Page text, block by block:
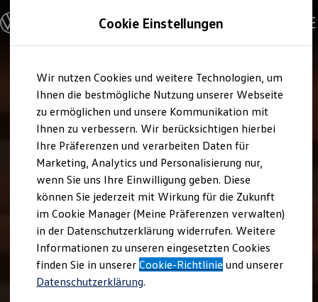
Hauptinhalt
springen
Footer
springen
Modelle und Konfigurator
Konfigurator
Modelle vergleichen
Elektroautos
ENERGY Sondermodelle
Nutzfahrzeuge
SUV und CUV
Familienautos
Kombis
Kompaktwagen
Sportwagen
Schnell verfügbare Fahrzeuge
Angebote und Produkte
Aktuelle Angebote
E-Auto-Förderung
Volkswagen Marktplatz
Die ENERGY Sondermodelle
Junge Gebrauchtwagen und Gebrauchtwagen
Volkswagen Zertifizierte Gebrauchtwagen
Elektromobilität bei Gebrauchtwagen
Cookie Einstellungen
Wir nutzen Cookies und weitere Technologien, um
Ihnen die bestmögliche Nutzung unserer Webseite
zu ermöglichen und unsere Kommunikation mit
Ihnen zu verbessern. Wir berücksichtigen hierbei
Ihre Präferenzen und verarbeiten Daten für
Marketing, Analytics und Personalisierung nur,
wenn Sie uns Ihre Einwilligung geben. Diese
können Sie jederzeit mit Wirkung für die Zukunft
im Cookie Manager (Meine Präferenzen verwalten)
in der Datenschutzerklärung widerrufen. Weitere
Informationen zu unseren eingesetzten Cookies
finden Sie in unsererCookie-Richtlinie und unserer
Datenschutzerklärung.